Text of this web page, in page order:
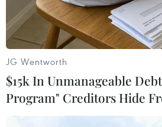
đường bị thương.
JG Wentworth
$15k In Unmanageable
Program" Creditors Hide